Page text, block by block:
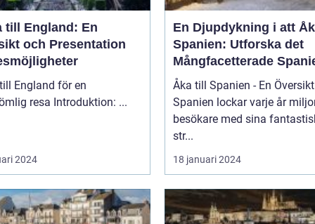
till England: En
och Presentation
England för en
oförglömlig resa Introduktion: ...
2024
En Djupdykning i att
Spanien: Utforska det
Mångfacetterade
Åka till Spanien - En Översikt
Spanien lockar varje år
besökare med sina
str...
18 januari 2024